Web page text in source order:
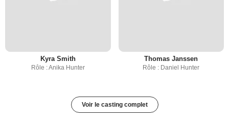
Kyra Smith
Rôle : Anika Hunter
Thomas Janssen
Rôle : Daniel Hunter
Voir le casting complet